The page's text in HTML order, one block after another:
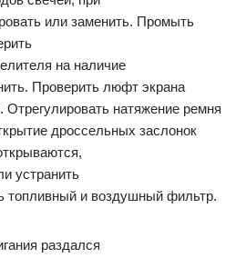
или заменить. Промыть
на наличие
Проверить люфт экрана
Отрегулировать натяжение ремня
дроссельных заслонок
устранить
топливный и воздушный фильтр.
раздался